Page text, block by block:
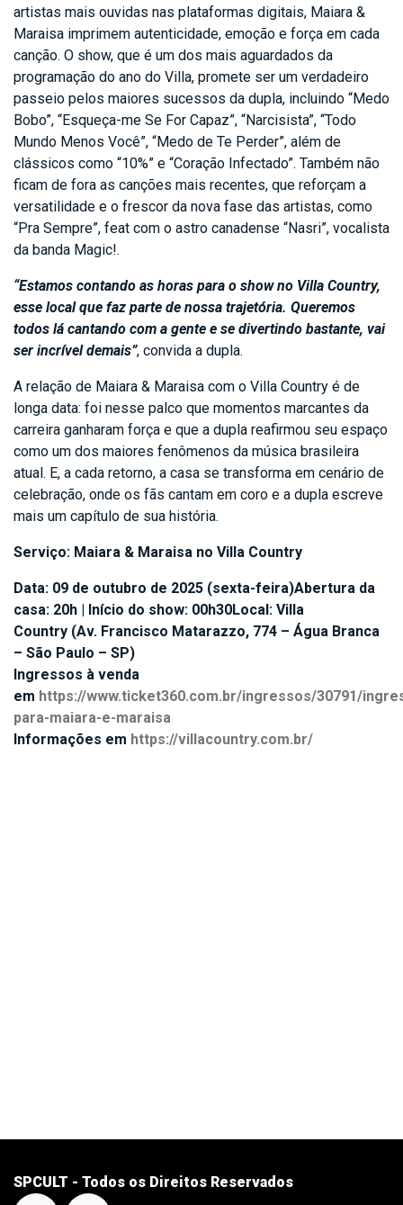
artistas mais ouvidas nas plataformas digitais, Maiara &
Maraisa imprimem autenticidade, emoção e força em cada
canção. O show, que é um dos mais aguardados da
programação do ano do Villa, promete ser um verdadeiro
passeio pelos maiores sucessos da dupla, incluindo “Medo
Bobo”, “Esqueça-me Se For Capaz”, “Narcisista”, “Todo
Mundo Menos Você”, “Medo de Te Perder”, além de
clássicos como “10%” e “Coração Infectado”. Também não
ficam de fora as canções mais recentes, que reforçam a
versatilidade e o frescor da nova fase das artistas, como
“Pra Sempre”, feat com o astro canadense “Nasri”, vocalista
da banda Magic!.
“Estamos contando as horas para o show no Villa Country,
esse local que faz parte de nossa trajetória. Queremos
todos lá cantando com a gente e se divertindo bastante, vai
ser incrível demais”, convida a dupla.
A relação de Maiara & Maraisa com o Villa Country é de
longa data: foi nesse palco que momentos marcantes da
carreira ganharam força e que a dupla reafirmou seu espaço
como um dos maiores fenômenos da música brasileira
atual. E, a cada retorno, a casa se transforma em cenário de
celebração, onde os fãs cantam em coro e a dupla escreve
mais um capítulo de sua história.
Serviço: Maiara & Maraisa no Villa Country
Data: 09 de outubro de 2025 (sexta-feira)Abertura da
casa: 20h | Início do show: 00h30Local: Villa
Country (Av. Francisco Matarazzo, 774 – Água Branca
– São Paulo – SP)
Ingressos à venda
em https://www.ticket360.com.br/ingressos/30791/
para-maiara-e-maraisa
Informações em https://villacountry.com.br/
SPCULT - Todos os Direitos Reservados